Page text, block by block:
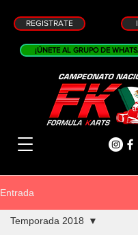
REGISTRATE
¡ÚNETE AL GRUPO DE
Entrada
Temporada 2018